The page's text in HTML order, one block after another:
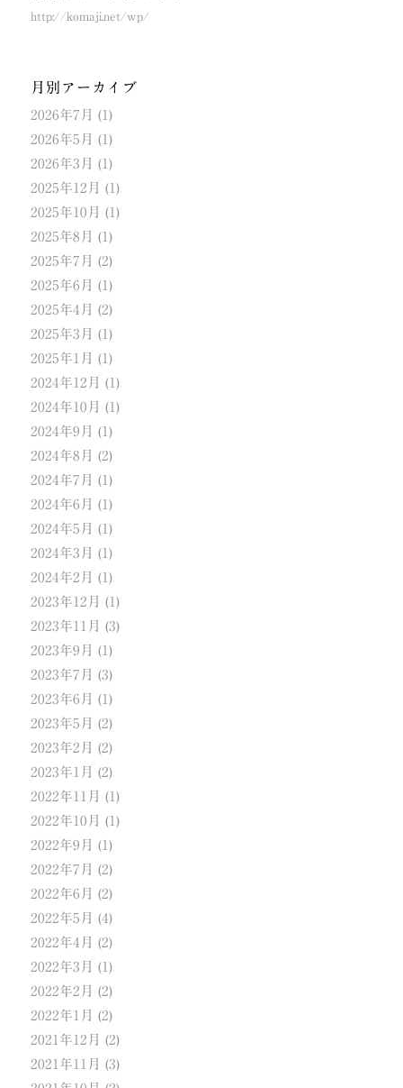
http://komaji.net/wp/
月別アーカイブ
2026年7月 (1)
2026年5月 (1)
2026年3月 (1)
2025年12月 (1)
2025年10月 (1)
2025年8月 (1)
2025年7月 (2)
2025年6月 (1)
2025年4月 (2)
2025年3月 (1)
2025年1月 (1)
2024年12月 (1)
2024年10月 (1)
2024年9月 (1)
2024年8月 (2)
2024年7月 (1)
2024年6月 (1)
2024年5月 (1)
2024年3月 (1)
2024年2月 (1)
2023年12月 (1)
2023年11月 (3)
2023年9月 (1)
2023年7月 (3)
2023年6月 (1)
2023年5月 (2)
2023年2月 (2)
2023年1月 (2)
2022年11月 (1)
2022年10月 (1)
2022年9月 (1)
2022年7月 (2)
2022年6月 (2)
2022年5月 (4)
2022年4月 (2)
2022年3月 (1)
2022年2月 (2)
2022年1月 (2)
2021年12月 (2)
2021年11月 (3)